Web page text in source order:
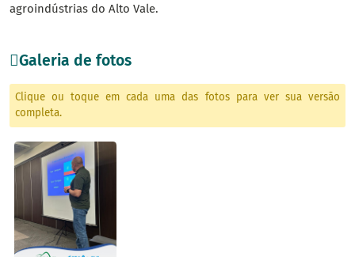
agroindústrias do Alto Vale.
Galeria de fotos
Clique ou toque em cada uma das fotos para ver sua versão
completa.